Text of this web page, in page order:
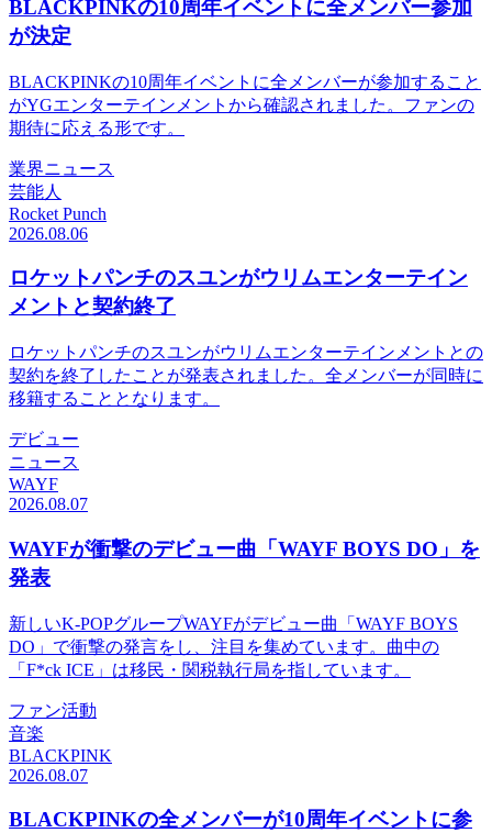
BLACKPINKの10周年イベントに全メンバー参加
が決定
BLACKPINKの10周年イベントに全メンバーが参加すること
がYGエンターテインメントから確認されました。ファンの
期待に応える形です。
業界ニュース
芸能人
Rocket Punch
2026.08.06
ロケットパンチのスユンがウリムエンターテイン
メントと契約終了
ロケットパンチのスユンがウリムエンターテインメントとの
契約を終了したことが発表されました。全メンバーが同時に
移籍することとなります。
デビュー
ニュース
WAYF
2026.08.07
WAYFが衝撃のデビュー曲「WAYF BOYS DO」を
発表
新しいK-POPグループWAYFがデビュー曲「WAYF BOYS
DO」で衝撃の発言をし、注目を集めています。曲中の
「F*ck ICE」は移民・関税執行局を指しています。
ファン活動
音楽
BLACKPINK
2026.08.07
BLACKPINKの全メンバーが10周年イベントに参